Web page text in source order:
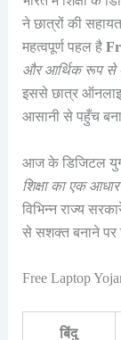
ने छात्रों की
महत्वपूर्ण पहल है
और आर्थिक रूप से
इससे छात्र
आसानी से पहुँच
आज के डिजिटल युग
शिक्षा का एक
विभिन्न राज्य
से सशक्त बनाने पर
Free Laptop
बिंदु